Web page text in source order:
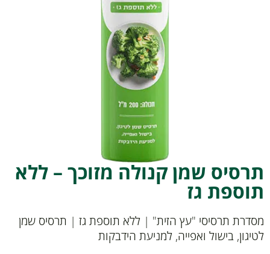
תרסיס שמן קנולה מזוכך – ללא
תוספת גז
מסדרת תרסיסי "עץ הזית" | ללא תוספת גז | תרסיס שמן
לטיגון, בישול ואפייה, למניעת הידבקות